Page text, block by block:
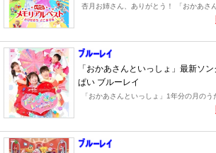
杏月お姉さん、ありがとう！ 「おかあさ
「おかあさんといっしょ」最新ソ
ぱい ブルーレイ
「おかあさんといっしょ」1年分の月のう